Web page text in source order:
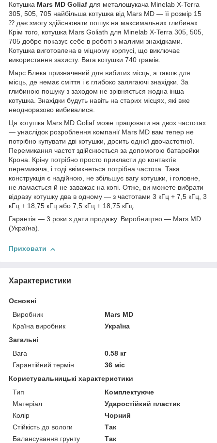
Котушка Mars MD Goliaf для металошукача Minelab X-Terra
305, 505, 705 найбільша котушка від Mars MD — її розмір 15
⁇ дає змогу здійснювати пошук на максимальних глибинах.
Крім того, котушка Mars Goliath для Minelab X-Terra 305, 505,
705 добре показує себе в роботі з малими знахідками.
Котушка виготовлена в міцному корпусі, що виключає
використання захисту. Вага котушки 740 грамів.
Марс Блека призначений для вибитих місць, а також для
місць, де немає сміття і є глибоко залягаючі знахідки. За
глибиною пошуку з заходом не зрівняється жодна інша
котушка. Знахідки будуть навіть на старих місцях, які вже
неодноразово вибивалися.
Ця котушка Mars MD Goliaf може працювати на двох частотах
— унаслідок розроблення компанії Mars MD вам тепер не
потрібно купувати дві котушки, досить однієї двочастотної.
Перемикання частот здійснюється за допомогою батарейки
Крона. Кріну потрібно просто прикласти до контактів
перемикача, і тоді ввімкнеться потрібна частота. Така
конструкція є надійною, не збільшує вагу котушки, і головне,
не ламається й не заважає на копі. Отже, ви можете вибрати
відразу котушку два в одному — з частотами 3 кГц + 7,5 кГц, 3
кГц + 18,75 кГц або 7,5 кГц + 18,75 кГц.
Гарантія — 3 роки з дати продажу. Виробництво — Mars MD
(Україна).
Приховати
Характеристики
Основні
Виробник
Mars MD
Країна виробник
Україна
Загальні
Вага
0.58 кг
Гарантійний термін
36 міс
Користувальницькі характеристики
Тип
Комплектуюче
Матеріал
Ударостійкий пластик
Колір
Чорний
Стійкість до вологи
Так
Балансування грунту
Так